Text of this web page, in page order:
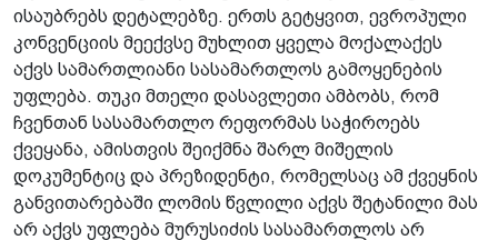
ისაუბრებს დეტალებზე. ერთს გეტყვით, ევროპული
კონვენციის მეექვსე მუხლით ყველა მოქალაქეს
აქვს სამართლიანი სასამართლოს გამოყენების
უფლება. თუკი მთელი დასავლეთი ამბობს, რომ
ჩვენთან სასამართლო რეფორმას საჭიროებს
ქვეყანა, ამისთვის შეიქმნა შარლ მიშელის
დოკუმენტიც და პრეზიდენტი, რომელსაც ამ ქვეყნის
განვითარებაში ლომის წვლილი აქვს შეტანილი მას
არ აქვს უფლება მურუსიძის სასამართლოს არ